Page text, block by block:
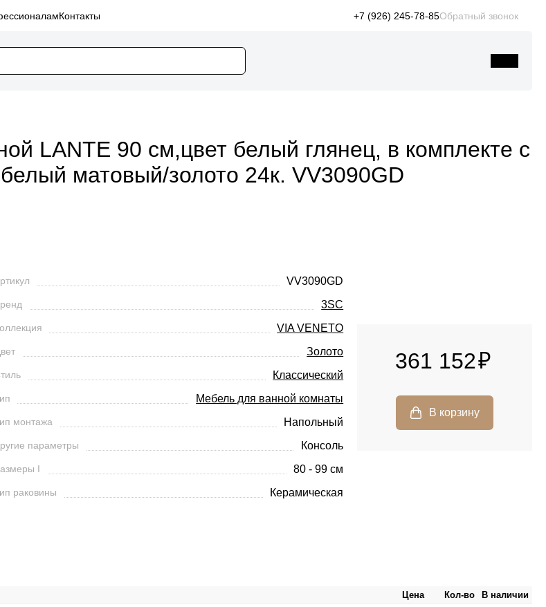
Контакты +7 (926) 245-78-85Обратный звонок
LANTE 90 см,цвет белый глянец, в комплекте с
матовый/золото 24к. VV3090GD
VV3090GD
3SC
VIA VENETO
Золото
Классический
Мебель для ванной комнаты
монтажа Напольный
параметры Консоль
I 80 - 99 см
раковины Керамическая
361 152
Цена Кол-во В наличии